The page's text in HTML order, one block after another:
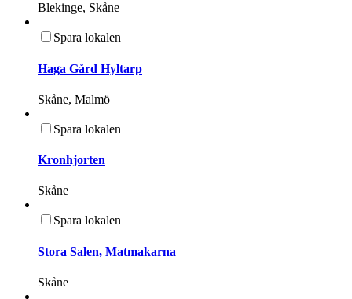
Blekinge, Skåne
Spara lokalen
Haga Gård Hyltarp
Skåne, Malmö
Spara lokalen
Kronhjorten
Skåne
Spara lokalen
Stora Salen, Matmakarna
Skåne